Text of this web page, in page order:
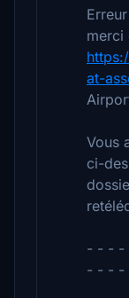
merci
at-
Vous
ci-
- - - -
- - - -